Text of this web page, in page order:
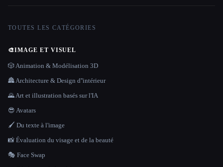
TOUTES LES CATÉGORIES
🎨IMAGE ET VISUEL
🎲 Animation & Modélisation 3D
🏯 Architecture & Design d''intérieur
🌄 Art et illustration basés sur l'IA
😎 Avatars
🖌️ Du texte à l'image
📸 Évaluation du visage et de la beauté
🎭 Face Swap